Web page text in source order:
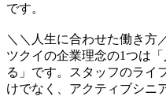
です。
＼＼人生に合わせた働き方
ツクイの企業理念の1つは
る」です。スタッフのライ
けでなく、アクティブシニ